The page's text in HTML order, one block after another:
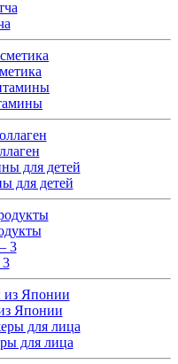
для детей
Японии
для лица